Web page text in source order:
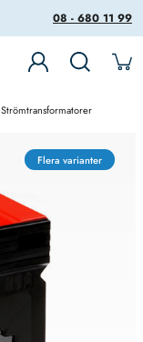
08 - 680 11 99
Strömtransformatorer
Flera varianter